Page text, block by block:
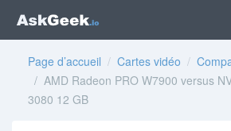
Page d’accueil / Cartes vidéo /
/ AMD Radeon PRO W7900 versus
3080 12 GB